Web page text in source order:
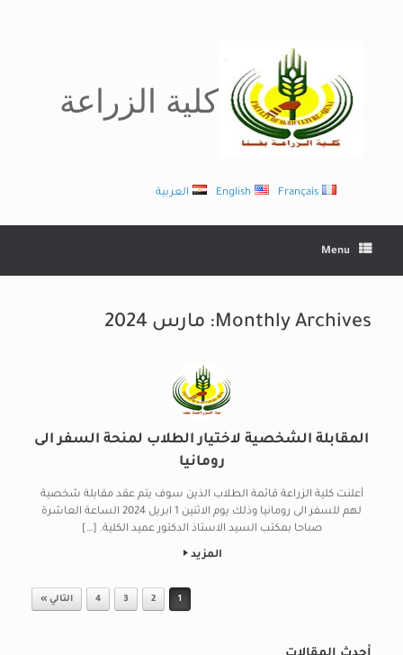
كلية الزراعة
العربية English Français
Menu
Monthly Archives: مارس 2024
المقابلة الشخصية لاختيار الطلاب لمنحة السفر الى
رومانيا
أعلنت كلية الزراعة قائمة الطلاب الذين سوف يتم عقد مقابلة شخصية
لهم للسفر الى رومانيا وذلك يوم الاثنين 1 ابريل 2024 الساعة العاشرة
صباحا بمكتب السيد الاستاذ الدكتور عميد الكلية. […]
المزيد
1
2
3
4 التالي »